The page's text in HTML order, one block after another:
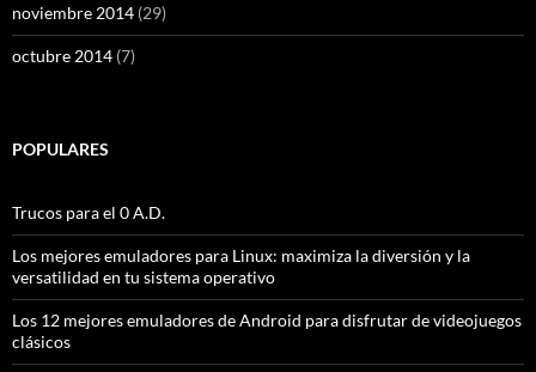
noviembre 2014 (29)
octubre 2014 (7)
POPULARES
Trucos para el 0 A.D.
Los mejores emuladores para Linux: maximiza la diversión y la
versatilidad en tu sistema operativo
Los 12 mejores emuladores de Android para disfrutar de videojuegos
clásicos